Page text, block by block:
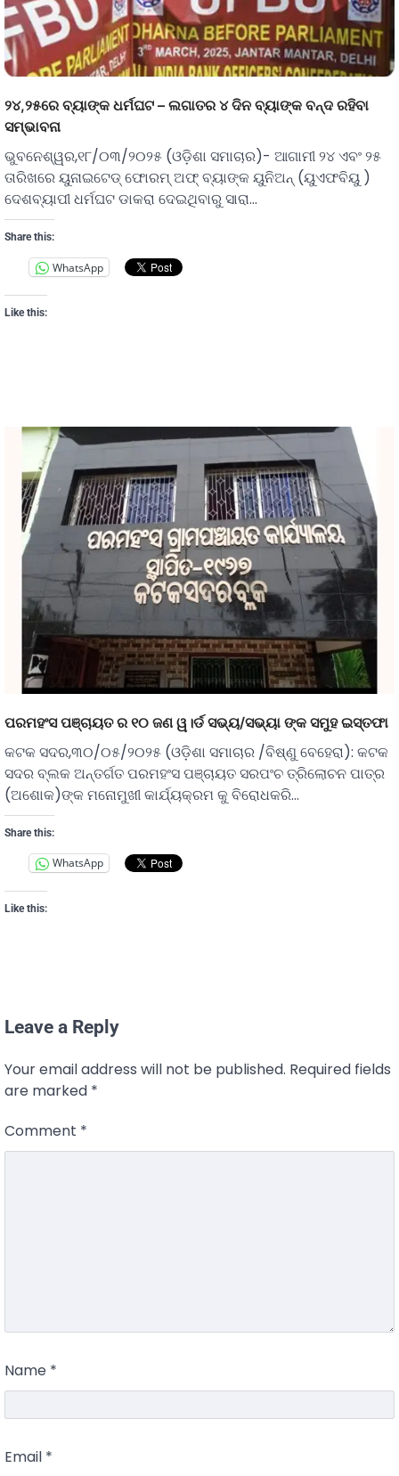
୨୪,୨୫ରେ ବ୍ୟାଙ୍କ ଧର୍ମଘଟ – ଲଗାତର ୪ ଦିନ ବ୍ୟାଙ୍କ ବନ୍ଦ ରହିବା
ସମ୍ଭାବନା
ଭୁବନେଶ୍ୱର,୧୮/୦୩/୨୦୨୫ (ଓଡ଼ିଶା ସମାଚାର)- ଆଗାମୀ ୨୪ ଏବଂ ୨୫
ତାରିଖରେ ୟୁନାଇଟେଡ୍ ଫୋରମ୍ ଅଫ୍ ବ୍ୟାଙ୍କ ୟୁନିଅନ୍ (ୟୁଏଫବିୟୁ )
ଦେଶବ୍ୟାପୀ ଧର୍ମଘଟ ଡାକରା ଦେଇଥିବାରୁ ସାରା…
Share this:
WhatsApp
Like this:
ପରମହଂସ ପଞ୍ଚାୟତ ର ୧୦ ଜଣ ୱ।ର୍ଡ ସଭ୍ୟ/ସଭ୍ୟା ଙ୍କ ସମୁହ ଇସ୍ତଫା
କଟକ ସଦର,୩୦/୦୫/୨୦୨୫ (ଓଡ଼ିଶା ସମାଚାର /ବିଷ୍ଣୁ ବେହେରା): କଟକ
ସଦର ବ୍ଲକ ଅନ୍ତର୍ଗତ ପରମହଂସ ପଞ୍ଚାୟତ ସରପଂଚ ତ୍ରିଲୋଚନ ପାତ୍ର
(ଅଶୋକ)ଙ୍କ ମନୋମୁଖୀ କାର୍ଯ୍ୟକ୍ରମ କୁ ବିରୋଧକରି…
Share this:
WhatsApp
Like this:
Leave a Reply
Your email address will not be published. Required fields
are marked *
Comment *
Name *
Email *